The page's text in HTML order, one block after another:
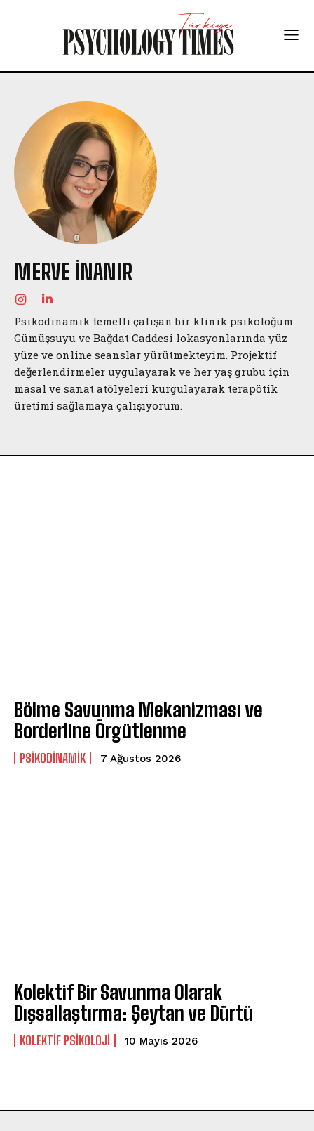
MERVE İNANIR
Psikodinamik temelli çalışan bir klinik psikoloğum.
Gümüşsuyu ve Bağdat Caddesi lokasyonlarında yüz
yüze ve online seanslar yürütmekteyim. Projektif
değerlendirmeler uygulayarak ve her yaş grubu için
masal ve sanat atölyeleri kurgulayarak terapötik
üretimi sağlamaya çalışıyorum.
Bölme Savunma Mekanizması ve
Borderline Örgütlenme
PSIKODINAMIK 7 Ağustos 2026
Kolektif Bir Savunma Olarak
Dışsallaştırma: Şeytan ve Dürtü
KOLEKTIF PSIKOLOJI 10 Mayıs 2026